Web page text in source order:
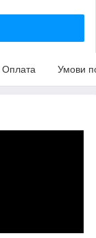
Оплата Умови